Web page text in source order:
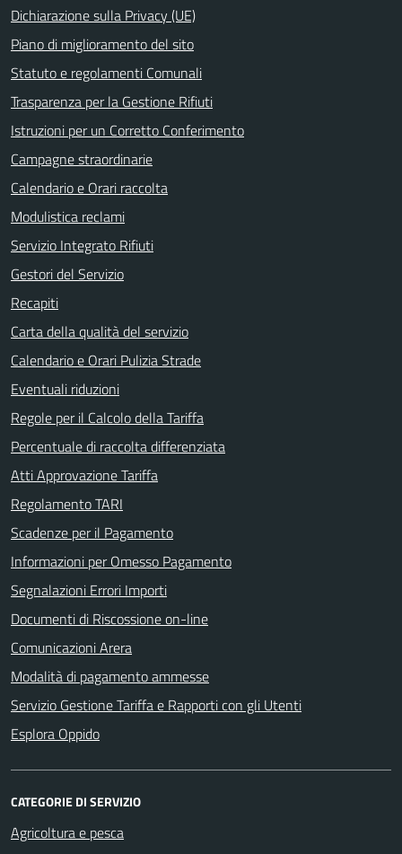
Dichiarazione sulla Privacy (UE)
Piano di miglioramento del sito
Statuto e regolamenti Comunali
Trasparenza per la Gestione Rifiuti
Istruzioni per un Corretto Conferimento
Campagne straordinarie
Calendario e Orari raccolta
Modulistica reclami
Servizio Integrato Rifiuti
Gestori del Servizio
Recapiti
Carta della qualità del servizio
Calendario e Orari Pulizia Strade
Eventuali riduzioni
Regole per il Calcolo della Tariffa
Percentuale di raccolta differenziata
Atti Approvazione Tariffa
Regolamento TARI
Scadenze per il Pagamento
Informazioni per Omesso Pagamento
Segnalazioni Errori Importi
Documenti di Riscossione on-line
Comunicazioni Arera
Modalità di pagamento ammesse
Servizio Gestione Tariffa e Rapporti con gli Utenti
Esplora Oppido
CATEGORIE DI SERVIZIO
Agricoltura e pesca